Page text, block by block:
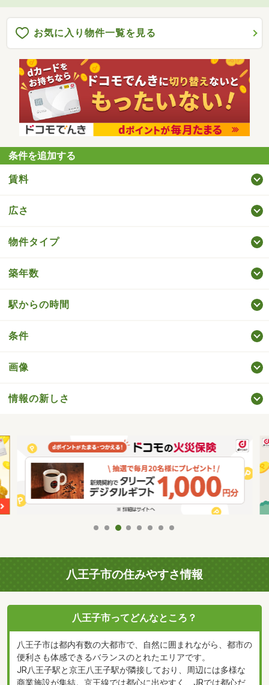
お気に入り物件一覧を見る
条件を追加する
賃料
広さ
物件タイプ
築年数
駅からの時間
条件
画像
情報の新しさ
八王子市の住みやすさ情報
八王子市ってどんなところ？
八王子市は都内有数の大都市で、自然に囲まれながら、都市の
便利さも体感できるバランスのとれたエリアです。
JR八王子駅と京王八王子駅が隣接しており、周辺には多様な
商業施設が集結。京王線では都心に出やすく、JRでは都心だ